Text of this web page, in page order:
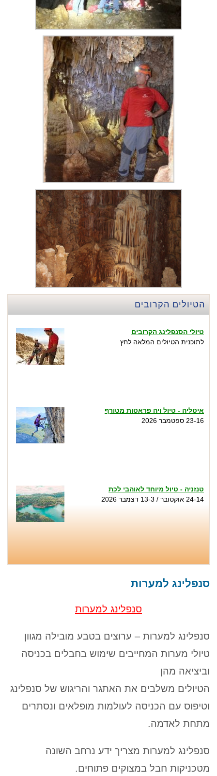
הטיולים הקרובים
טיולי הסנפלינג הקרובים
לתוכנית הטיולים המלאה לחץ
איטליה - טיול ויה פראטות מטורף
23-16 ספטמבר 2026
טנזניה - טיול מיוחד לאוהבי לכת
24-14 אוקטובר / 13-3 דצמבר 2026
שבת 22.8, חמישי 27.8, שישי 28.8, שבת 29.8
סנפלינג למערות
סנפלינג למערות
סנפלינג למערות – ערוצים בטבע מובילה מגוון
טיולי מערות המחייבים שימוש בחבלים בכניסה
וביציאה מהן
הטיולים משלבים את האתגר והריגוש של סנפלינג
וטיפוס עם הכניסה לעולמות מופלאים ונסתרים
מתחת לאדמה.
סנפלינג למערות מצריך ידע נרחב השונה
מטכניקות חבל במצוקים פתוחים.